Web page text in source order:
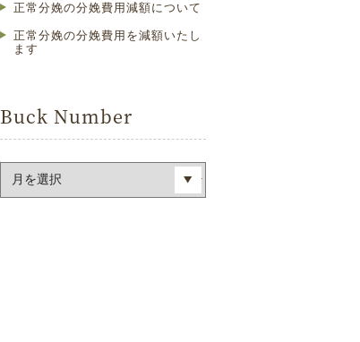
正常分娩の分娩費用減額について
正常分娩の分娩費用を減額いたし
ます
Buck Number